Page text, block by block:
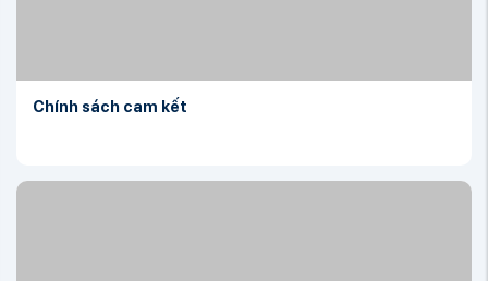
Chính sách cam kết